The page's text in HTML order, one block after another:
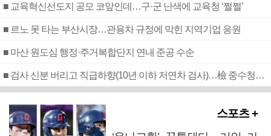
■ 교육혁신선도지 공모 코앞인데…구·군 난색에 교육청 ‘쩔쩔’
■ 르노 못 타는 부산시장…관용차 규정에 막힌 지역기업 응원
■ 마산 원도심 행정·주거복합단지 연내 준공 수순
■ 검사 신분 버리고 직급하향(10년 이하 저연차 검사)…檢 중수청행 기피
스포츠 +